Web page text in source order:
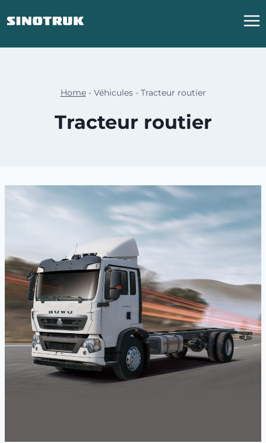
au
Home- Véhicules- Tracteur routier
Tracteur routier